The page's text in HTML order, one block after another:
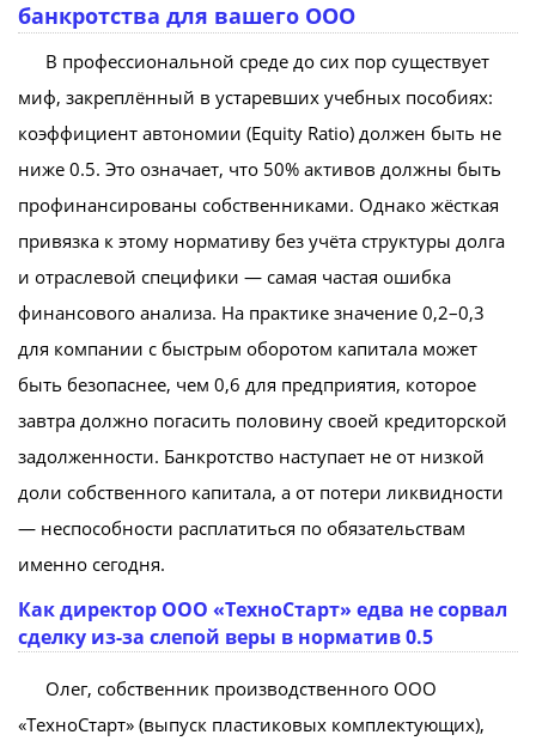
банкротства для вашего ООО
В профессиональной среде до сих пор существует
миф, закреплённый в устаревших учебных пособиях:
коэффициент автономии (Equity Ratio) должен быть не
ниже 0.5. Это означает, что 50% активов должны быть
профинансированы собственниками. Однако жёсткая
привязка к этому нормативу без учёта структуры долга
и отраслевой специфики — самая частая ошибка
финансового анализа. На практике значение 0,2–0,3
для компании с быстрым оборотом капитала может
быть безопаснее, чем 0,6 для предприятия, которое
завтра должно погасить половину своей кредиторской
задолженности. Банкротство наступает не от низкой
доли собственного капитала, а от потери ликвидности
— неспособности расплатиться по обязательствам
именно сегодня.
Как директор ООО «ТехноСтарт» едва не сорвал
сделку из-за слепой веры в норматив 0.5
Олег, собственник производственного ООО
«ТехноСтарт» (выпуск пластиковых комплектующих),